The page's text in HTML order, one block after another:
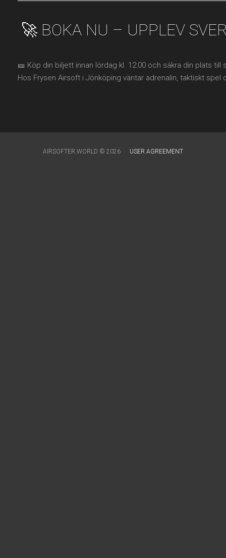
🚀 BOKA NU – UPPLEV
🎫 Köp din biljett innan lördag kl. 12:00 och säkra din plats till
Hos Frysen Airsoft i Jönköping väntar adrenalin, taktiskt
AIRSOFTER.WORLD © 2026 USER AGREEMENT